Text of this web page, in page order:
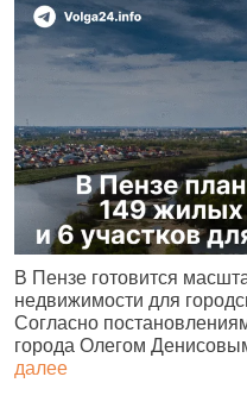
В Пензе готовится
недвижимости для
Согласно
города Олегом
далее